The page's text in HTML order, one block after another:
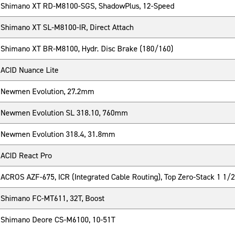
Shimano XT RD-M8100-SGS, ShadowPlus, 12-Speed
Shimano XT SL-M8100-IR, Direct Attach
Shimano XT BR-M8100, Hydr. Disc Brake (180/160)
ACID Nuance Lite
Newmen Evolution, 27.2mm
Newmen Evolution SL 318.10, 760mm
Newmen Evolution 318.4, 31.8mm
ACID React Pro
ACROS AZF-675, ICR (Integrated Cable Routing), Top Zero-Stack 1 1/2
Shimano FC-MT611, 32T, Boost
Shimano Deore CS-M6100, 10-51T